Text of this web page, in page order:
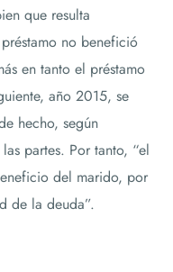
que resulta
no benefició
en tanto el préstamo
año 2015, se
hecho, según
partes. Por tanto, “el
del marido, por
de la deuda”.